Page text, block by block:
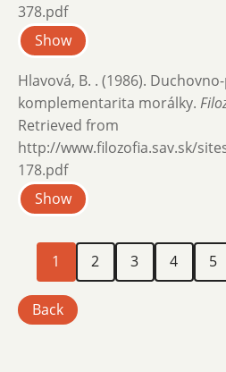
378.pdf
Show
Hlavová, B. . (1986).
komplementarita morálky.
Retrieved from
http://www.filozofia.sav.sk/
178.pdf
Show
Pagination
Current
page
1 Page
2 Page
3 Page
4 Page
5
Back